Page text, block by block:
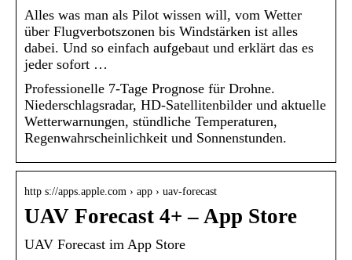
Alles was man als Pilot wissen will, vom Wetter
über Flugverbotszonen bis Windstärken ist alles
dabei. Und so einfach aufgebaut und erklärt das es
jeder sofort …
Professionelle 7-Tage Prognose für Drohne.
Niederschlagsradar, HD-Satellitenbilder und aktuelle
Wetterwarnungen, stündliche Temperaturen,
Regenwahrscheinlichkeit und Sonnenstunden.
http s://apps.apple.com › app › uav-forecast
UAV Forecast 4+ – App Store
‎UAV Forecast im App Store